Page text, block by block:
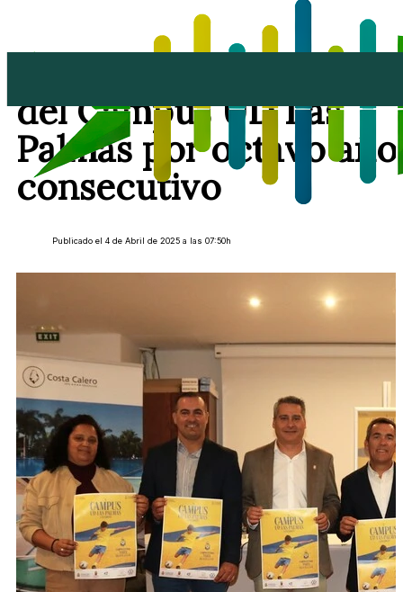
del Campus UD Las
Palmas por octavo año
consecutivo
Publicado el 4 de Abril de 2025 a las 07:50h